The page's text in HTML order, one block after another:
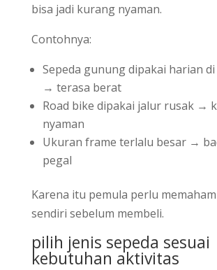
bisa jadi kurang nyaman.
Contohnya:
Sepeda gunung dipakai harian
→ terasa berat
Road bike dipakai jalur rusak →
nyaman
Ukuran frame terlalu besar →
pegal
Karena itu pemula perlu
sendiri sebelum membeli.
pilih jenis sepeda sesuai
kebutuhan aktivitas